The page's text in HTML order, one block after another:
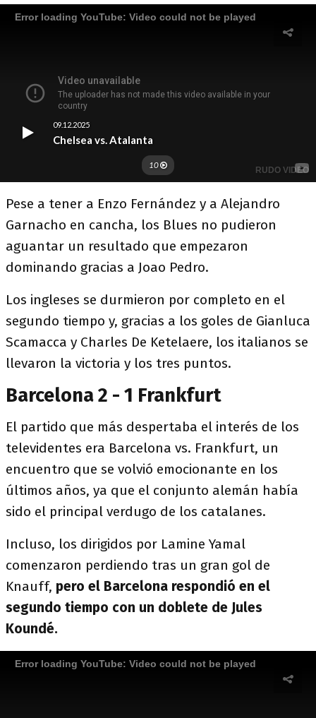
Pese a tener a Enzo Fernández y a Alejandro
Garnacho en cancha, los Blues no pudieron
aguantar un resultado que empezaron
dominando gracias a Joao Pedro.
Los ingleses se durmieron por completo en el
segundo tiempo y, gracias a los goles de Gianluca
Scamacca y Charles De Ketelaere, los italianos se
llevaron la victoria y los tres puntos.
Barcelona 2 - 1 Frankfurt
El partido que más despertaba el interés de los
televidentes era Barcelona vs. Frankfurt, un
encuentro que se volvió emocionante en los
últimos años, ya que el conjunto alemán había
sido el principal verdugo de los catalanes.
Incluso, los dirigidos por Lamine Yamal
comenzaron perdiendo tras un gran gol de
Knauff, pero el Barcelona respondió en el
segundo tiempo con un doblete de Jules
Koundé.